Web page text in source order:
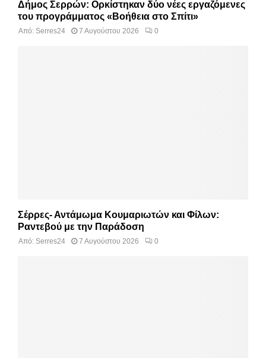
Δήμος Σερρών: Ορκίστηκαν δύο νέες εργαζόμενες
του προγράμματος «Βοήθεια στο Σπίτι»
Από: Serres24 7 Αυγούστου 2026 0
Σέρρες- Αντάμωμα Κουμαριωτών και Φίλων:
Ραντεβού με την Παράδοση
Από: Serres24 7 Αυγούστου 2026 0